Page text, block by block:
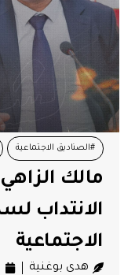
#الصناديق الاجتماعية
#وزارة الشؤون الاجتماعية
مالك
الانتداب
الاجتماعية
هدى بوغنية